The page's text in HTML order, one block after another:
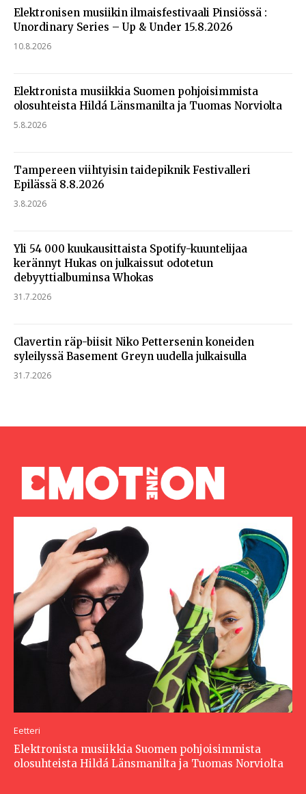
Elektronisen musiikin ilmaisfestivaali Pinsiössä :
Unordinary Series – Up & Under 15.8.2026
10.8.2026
Elektronista musiikkia Suomen pohjoisimmista
olosuhteista Hildá Länsmanilta ja Tuomas Norviolta
5.8.2026
Tampereen viihtyisin taidepiknik Festivalleri
Epilässä 8.8.2026
3.8.2026
Yli 54 000 kuukausittaista Spotify-kuuntelijaa
kerännyt Hukas on julkaissut odotetun
debyyttialbuminsa Whokas
31.7.2026
Clavertin räp-biisit Niko Pettersenin koneiden
syleilyssä Basement Greyn uudella julkaisulla
31.7.2026
Eetteri
Elektronista musiikkia Suomen pohjoisimmista
olosuhteista Hildá Länsmanilta ja Tuomas Norviolta